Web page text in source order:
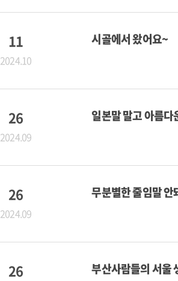
11
2024.10
시골에서 왔어요~
26
2024.09
일본말 말고 아름다
26
2024.09
무분별한 줄임말 안
26 부산사람들의 서울